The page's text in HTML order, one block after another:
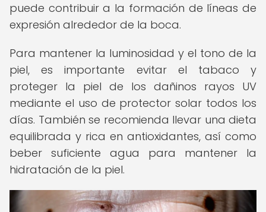
puede contribuir a la formación de líneas de
expresión alrededor de la boca.
Para mantener la luminosidad y el tono de la
piel, es importante evitar el tabaco y
proteger la piel de los dañinos rayos UV
mediante el uso de protector solar todos los
días. También se recomienda llevar una dieta
equilibrada y rica en antioxidantes, así como
beber suficiente agua para mantener la
hidratación de la piel.